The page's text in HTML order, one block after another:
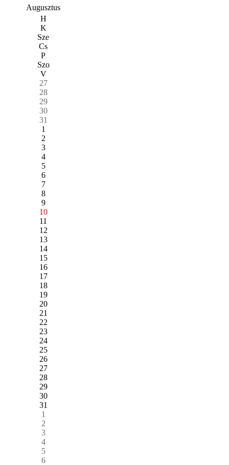
Augusztus
H
K
Sze
Cs
P
Szo
V
27
28
29
30
31
1
2
3
4
5
6
7
8
9
10
11
12
13
14
15
16
17
18
19
20
21
22
23
24
25
26
27
28
29
30
31
1
2
3
4
5
6